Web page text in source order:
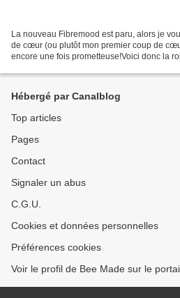
La nouveau Fibremood est paru, alors je
de cœur (ou plutôt mon premier coup de
encore une fois prometteuse!Voici donc la
Hébergé par Canalblog
Top articles
Pages
Contact
Signaler un abus
C.G.U.
Cookies et données personnelles
Préférences cookies
Voir le profil de Bee Made sur le